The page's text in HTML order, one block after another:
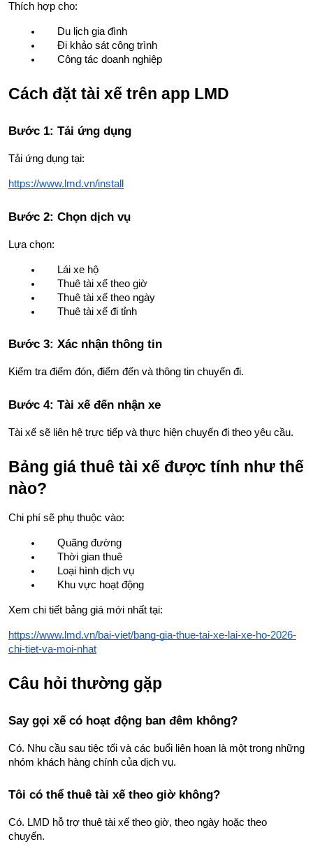
Thích hợp cho:
Du lịch gia đình
Đi khảo sát công trình
Công tác doanh nghiệp
Cách đặt tài xế trên app LMD
Bước 1: Tải ứng dụng
Tải ứng dụng tại:
https://www.lmd.vn/install
Bước 2: Chọn dịch vụ
Lựa chọn:
Lái xe hộ
Thuê tài xế theo giờ
Thuê tài xế theo ngày
Thuê tài xế đi tỉnh
Bước 3: Xác nhận thông tin
Kiểm tra điểm đón, điểm đến và thông tin chuyến đi.
Bước 4: Tài xế đến nhận xe
Tài xế sẽ liên hệ trực tiếp và thực hiện chuyến đi theo yêu cầu.
Bảng giá thuê tài xế được tính như thế
nào?
Chi phí sẽ phụ thuộc vào:
Quãng đường
Thời gian thuê
Loại hình dịch vụ
Khu vực hoạt động
Xem chi tiết bảng giá mới nhất tại:
https://www.lmd.vn/bai-viet/bang-gia-thue-tai-xe-lai-xe-ho-2026-
chi-tiet-va-moi-nhat
Câu hỏi thường gặp
Say gọi xế có hoạt động ban đêm không?
Có. Nhu cầu sau tiệc tối và các buổi liên hoan là một trong những
nhóm khách hàng chính của dịch vụ.
Tôi có thể thuê tài xế theo giờ không?
Có. LMD hỗ trợ thuê tài xế theo giờ, theo ngày hoặc theo
chuyến.